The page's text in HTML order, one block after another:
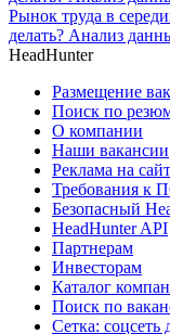
Рынок труда в
делать? Анализ
HeadHunter
Размещение
Поиск по
О компании
Наши вакансии
Реклама на
Требования к
Безопасный
HeadHunter API
Партнерам
Инвесторам
Каталог
Поиск по
Сетка: соцсеть